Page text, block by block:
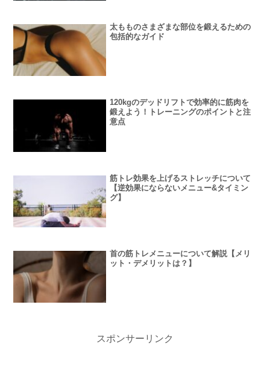
太もものさまざまな部位を鍛えるための
包括的なガイド
120kgのデッドリフトで効率的に筋肉を
鍛えよう！トレーニングのポイントと注
意点
筋トレ効果を上げるストレッチについて
【逆効果にならないメニュー&タイミン
グ】
首の筋トレメニューについて解説【メリ
ット・デメリットは？】
スポンサーリンク